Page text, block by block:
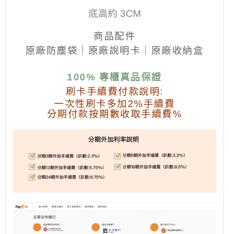
底高約 3CM
商品配件
原廠防塵袋｜原廠說明卡
｜原廠收納盒
100% 專櫃真品保證
刷卡手續費付款說明:
一次性刷卡多加2%手續費
分期付款按期數收取手續費%